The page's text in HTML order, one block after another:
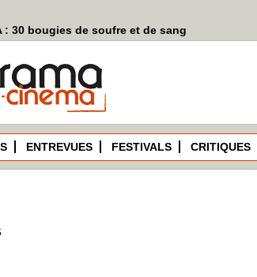
: 30 bougies de soufre et de sang
ENTREVUES FESTIVALS CRITIQUES